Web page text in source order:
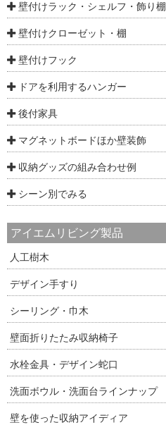
壁付けラック・シェルフ・飾り棚
壁付けクローゼット・棚
壁付けフック
ドアを利用するハンガー
後付家具
マグネットボードほか壁装飾
収納グッズの組み合わせ例
シーン別でみる
アイエムリビング製品
人工樹木
デザイン手すり
シーリング・巾木
壁面折りたたみ収納椅子
水栓金具・デザイン蛇口
洗面ボウル・洗面台ラインナップ
壁を使った収納アイディア